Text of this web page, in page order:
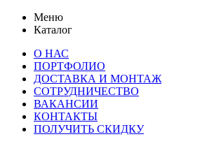
Меню
Каталог
О НАС
ПОРТФОЛИО
ДОСТАВКА И МОНТАЖ
СОТРУДНИЧЕСТВО
ВАКАНСИИ
КОНТАКТЫ
ПОЛУЧИТЬ СКИДКУ